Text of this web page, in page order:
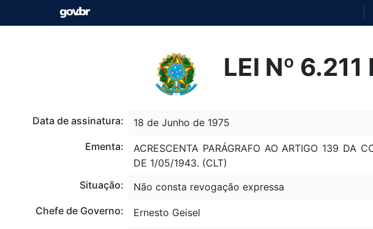
LEI Nº
Data de assinatura:
18 de Junho de 1975
Ementa:
ACRESCENTA PARÁGRAFO AO ARTIGO 139 DA
DE 1/05/1943. (CLT)
Situação:
Não consta revogação expressa
Chefe de Governo:
Ernesto Geisel